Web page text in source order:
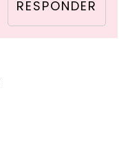
RESPONDER